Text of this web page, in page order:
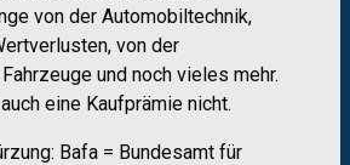
von der Automobiltechnik,
von der
und noch vieles mehr.
eine Kaufprämie nicht.
Bafa = Bundesamt für